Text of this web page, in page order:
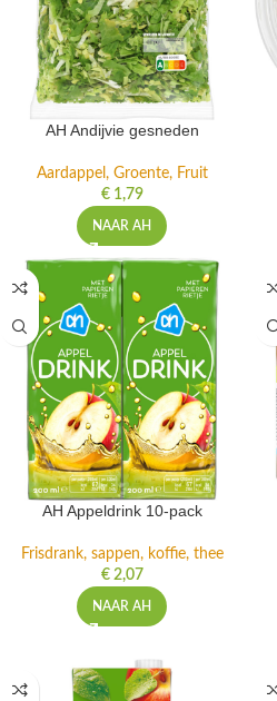
AH Andijvie gesneden
Aardappel, Groente, Fruit
€1,79
NAAR AH
AH Appeldrink 10-pack
Frisdrank, sappen, koffie, thee
€2,07
NAAR AH